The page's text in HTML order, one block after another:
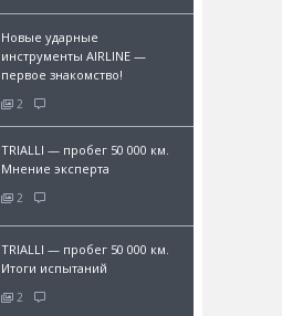
Новые ударные
инструменты AIRLINE —
первое знакомство!
2
TRIALLI — пробег 50 000 км.
Мнение эксперта
2
TRIALLI — пробег 50 000 км.
Итоги испытаний
2